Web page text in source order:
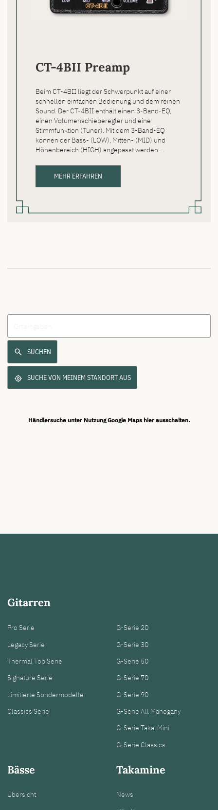
CT-4BII Preamp
Beim CT-4BII liegt der Schwerpunkt auf einer
schnellen einfachen Bedienung und dem reinen
Sound. Der CT-4BII enthält einen 3-Band-EQ,
einen Volumenschieberegler und eine
Stimmfunktion (Tuner). Mit dem 3-Band-EQ
können der Bass- (LOW), Mitten- (MID) und
Höhenbereich (HIGH) angepasst werden ...
MEHR ERFAHREN
SUCHEN
SUCHE VON MEINEM STANDORT AUS
Händlersuche unter Nutzung Google Maps hier ausschalten.
Gitarren
Pro Serie
Legacy Serie
Thermal Top Serie
Signature Serie
Limitierte Sondermodelle
Classics Serie
G-Serie 20
G-Serie 30
G-Serie 50
G-Serie 70
G-Serie 90
G-Serie All Mahogany
G-Serie Taka-Mini
G-Serie Classics
Bässe
Übersicht
Takamine
News